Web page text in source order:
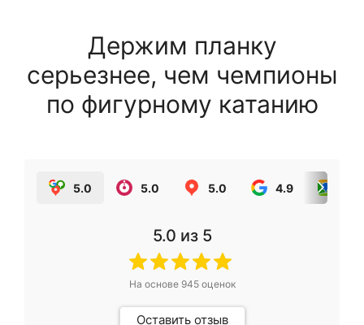
Держим планку
серьезнее, чем чемпионы
по фигурному катанию
5.0 5.0 5.0 4.9
5.0 из 5
На основе 945оценок
Оставить отзыв